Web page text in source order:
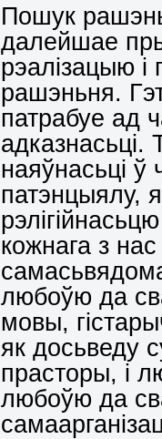
Пошук
далейшае
рэалізацыю і
рашэньня.
патрабуе ад
наяўнасьці ў
патэнцыялу,
кожнага з
любоўю да
мовы,
як досьведу
прасторы, і
любоўю да